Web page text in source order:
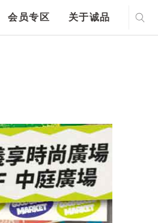
会员专区 关于诚品